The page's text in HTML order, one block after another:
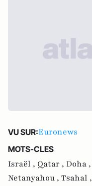
VU SUR:Euronews
MOTS-CLES
Israël , Qatar , Doha ,
Netanyahou , Tsahal ,